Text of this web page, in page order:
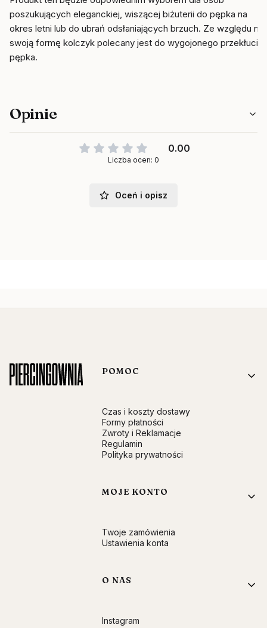
poszukujących eleganckiej, wiszącej biżuterii do pępka na
okres letni lub do ubrań odsłaniających brzuch. Ze względu na
swoją formę kolczyk polecany jest do wygojonego przekłucia
pępka.
Opinie
0.00
Liczba ocen: 0
Oceń i opisz
Linki w stopce
POMOC
Czas i koszty dostawy
Formy płatności
Zwroty i Reklamacje
Regulamin
Polityka prywatności
MOJE KONTO
Twoje zamówienia
Ustawienia konta
O NAS
Instagram